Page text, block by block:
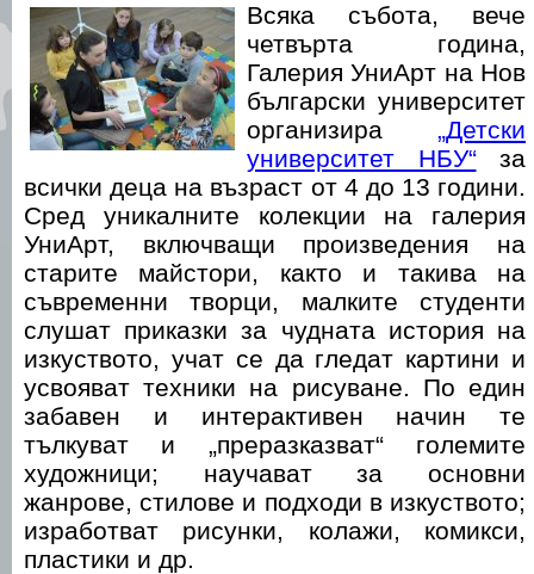
Всяка събота, вече
четвърта година,
Галерия УниАрт на Нов
български университет
организира „Детски
университет НБУ“за
всички деца на възраст от 4 до 13 години.
Сред уникалните колекции на галерия
УниАрт, включващи произведения на
старите майстори, както и такива на
съвременни творци, малките студенти
слушат приказки за чудната история на
изкуството, учат се да гледат картини и
усвояват техники на рисуване. По един
забавен и интерактивен начин те
тълкуват и „преразказват“ големите
художници; научават за основни
жанрове, стилове и подходи в изкуството;
изработват рисунки, колажи, комикси,
пластики и др.